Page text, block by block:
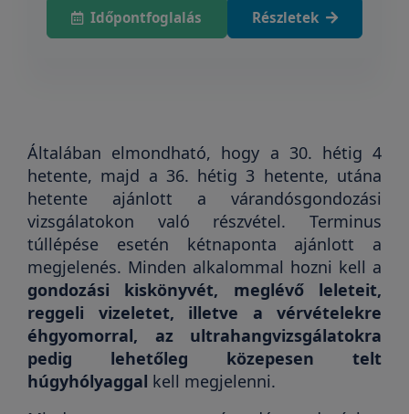
Időpontfoglalás Részletek
Általában elmondható, hogy a 30. hétig 4
hetente, majd a 36. hétig 3 hetente, utána
hetente ajánlott a várandósgondozási
vizsgálatokon való részvétel. Terminus
túllépése esetén kétnaponta ajánlott a
megjelenés. Minden alkalommal hozni kell a
gondozási kiskönyvét, meglévő leleteit,
reggeli vizeletet, illetve a vérvételekre
éhgyomorral, az ultrahangvizsgálatokra
pedig lehetőleg közepesen telt
húgyhólyaggal kell megjelenni.